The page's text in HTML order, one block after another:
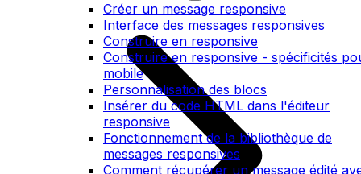
Créer un message responsive
Interface des messages responsives
Construire en responsive
Construire en responsive - spécificités
mobile
Personnalisation des blocs
Insérer du code HTML dans l'éditeur
responsive
Fonctionnement de la bibliothèque de
messages responsives
Comment récupérer un message édité